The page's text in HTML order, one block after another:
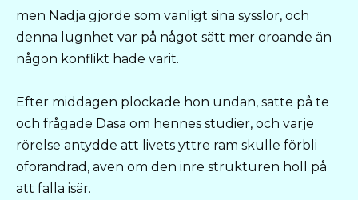
men Nadja gjorde som vanligt sina sysslor, och
denna lugnhet var på något sätt mer oroande än
någon konflikt hade varit.
Efter middagen plockade hon undan, satte på te
och frågade Dasa om hennes studier, och varje
rörelse antydde att livets yttre ram skulle förbli
oförändrad, även om den inre strukturen höll på
att falla isär.